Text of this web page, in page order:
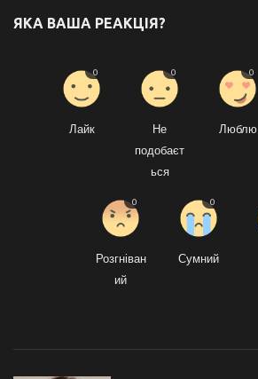
ЯКА ВАША РЕАКЦІЯ?
Лайк
0
Не
подобаєт
ься
0
Люблю
0
Розгніван
ий
0
Сумний
0